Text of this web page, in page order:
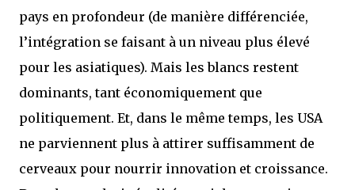
pays en profondeur (de manière différenciée,
l’intégration se faisant à un niveau plus élevé
pour les asiatiques). Mais les blancs restent
dominants, tant économiquement que
politiquement. Et, dans le même temps, les USA
ne parviennent plus à attirer suffisamment de
cerveaux pour nourrir innovation et croissance.